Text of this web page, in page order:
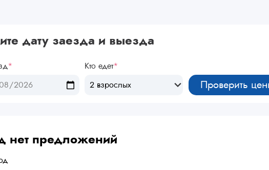
дату заезда и выезда
* Кто едет*
2 взрослых Проверить
нет предложений